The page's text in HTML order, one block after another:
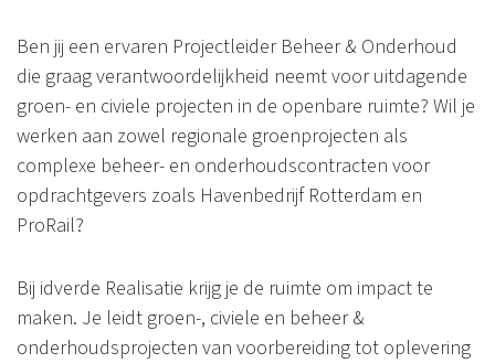
Ben jij een ervaren Projectleider Beheer & Onderhoud
die graag verantwoordelijkheid neemt voor uitdagende
groen- en civiele projecten in de openbare ruimte? Wil je
werken aan zowel regionale groenprojecten als
complexe beheer- en onderhoudscontracten voor
opdrachtgevers zoals Havenbedrijf Rotterdam en
ProRail?
Bij idverde Realisatie krijg je de ruimte om impact te
maken. Je leidt groen-, civiele en beheer &
onderhoudsprojecten van voorbereiding tot oplevering